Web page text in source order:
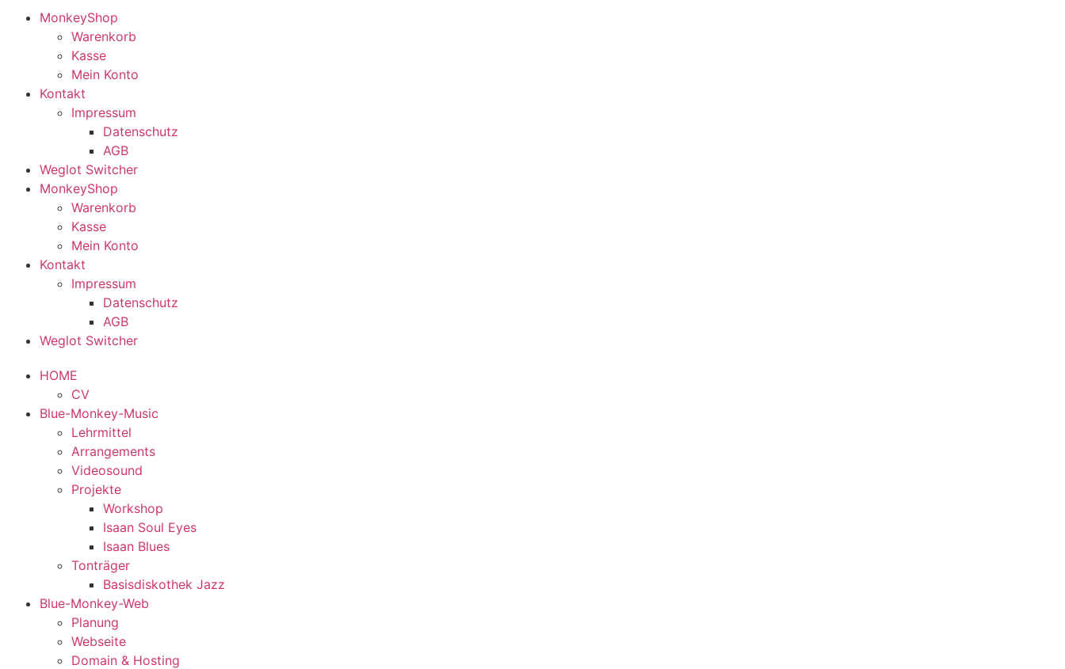
MonkeyShop
Warenkorb
Kasse
Mein Konto
Kontakt
Impressum
Datenschutz
AGB
Weglot Switcher
MonkeyShop
Warenkorb
Kasse
Mein Konto
Kontakt
Impressum
Datenschutz
AGB
Weglot Switcher
HOME
CV
Blue-Monkey-Music
Lehrmittel
Arrangements
Videosound
Projekte
Workshop
Isaan Soul Eyes
Isaan Blues
Tonträger
Basisdiskothek Jazz
Blue-Monkey-Web
Planung
Webseite
Domain & Hosting